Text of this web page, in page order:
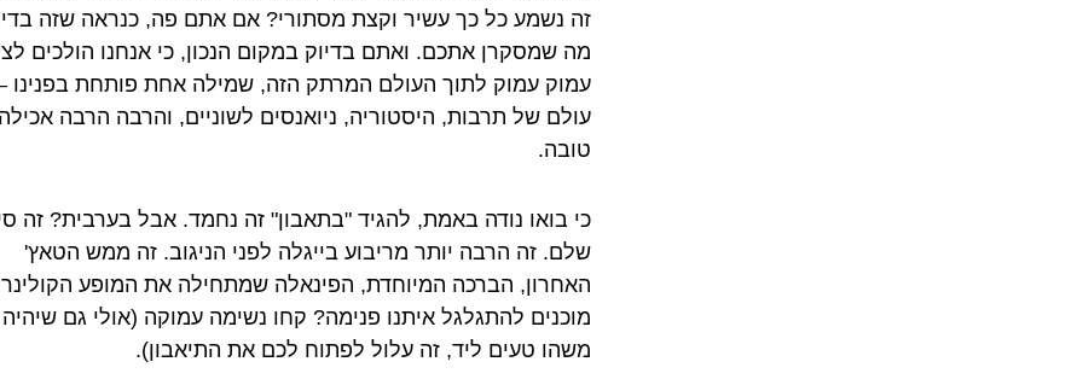
זה נשמע כל כך עשיר וקצת מסתורי? אם אתם פה, כנראה שזה
מה שמסקרן אתכם. ואתם בדיוק במקום הנכון, כי אנחנו הולכים
עמוק עמוק לתוך העולם המרתק הזה, שמילה אחת פותחת בפנינו
עולם של תרבות, היסטוריה, ניואנסים לשוניים, והרבה הרבה אכילה
טובה.
כי בואו נודה באמת, להגיד "בתאבון" זה נחמד. אבל בערבית? זה
שלם. זה הרבה יותר מריבוע בייגלה לפני הניגוב. זה ממש הטאץ'
האחרון, הברכה המיוחדת, הפינאלה שמתחילה את המופע
מוכנים להתגלגל איתנו פנימה? קחו נשימה עמוקה (אולי גם שיהיה
משהו טעים ליד, זה עלול לפתוח לכם את התיאבון).